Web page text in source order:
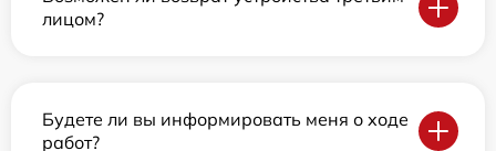
лицом?
Будете ли вы информировать меня о ходе
работ?